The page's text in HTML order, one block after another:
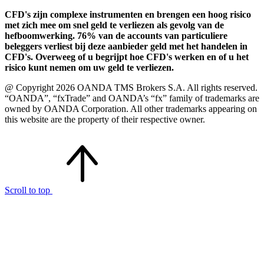
CFD's zijn complexe instrumenten en brengen een hoog risico
met zich mee om snel geld te verliezen als gevolg van de
hefboomwerking. 76% van de accounts van particuliere
beleggers verliest bij deze aanbieder geld met het handelen in
CFD's. Overweeg of u begrijpt hoe CFD's werken en of u het
risico kunt nemen om uw geld te verliezen.
@ Copyright 2026 OANDA TMS Brokers S.A. All rights reserved.
“OANDA”, “fxTrade” and OANDA’s “fx” family of trademarks are
owned by OANDA Corporation. All other trademarks appearing on
this website are the property of their respective owner.
Scroll to top